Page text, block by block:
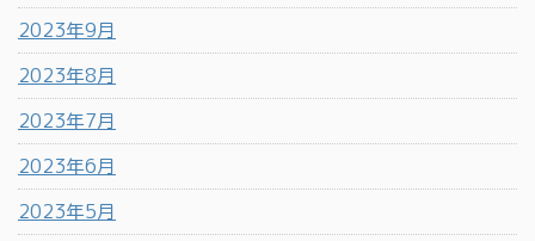
2023年9月
2023年8月
2023年7月
2023年6月
2023年5月